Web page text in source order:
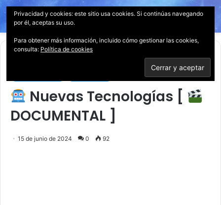
Menú
Nuevas Tecnologías [
DOCUMENTAL ]
15 de junio de 2024 0 92
Privacidad y cookies: este sitio usa cookies. Si continúas navegando
por él, aceptas su uso.
Para obtener más información, incluido cómo gestionar las cookies,
consulta: Política de cookies